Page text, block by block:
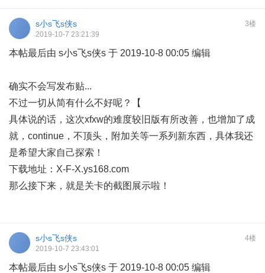
3楼
s小s飞s侠s
2019-10-7 23:21:39
本帖最后由 s小s飞s侠s 于 2019-10-8 00:05 编辑
确实不会写发布贴...
不过一切从简有什么不好呢？【
具体说的话，这次xfxw的难度较旧版有所改善，也增加了成
就，continue，不顶头，附加关等一系列新东西，具体我还
是希望大家自己探索！
下载地址：X-F-X.ys168.com
那么接下来，就是关卡的截图展示啦！
4楼
s小s飞s侠s
2019-10-7 23:43:01
本帖最后由 s小s飞s侠s 于 2019-10-8 00:05 编辑